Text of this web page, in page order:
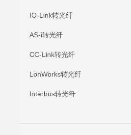
IO-Link转光纤
AS-i转光纤
CC-Link转光纤
LonWorks转光纤
Interbus转光纤